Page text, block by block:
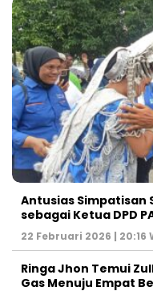
Antusias Simpatisan
sebagai Ketua DPD
22 Februari 2026 | 20:16
Ringa Jhon Temui
Gas Menuju Empat